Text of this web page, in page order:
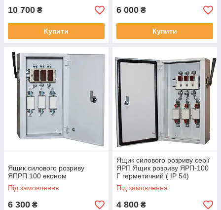
10 700 ₴
Купити
6 000 ₴
Купити
Ящик силового розриву
ЯПРП 100 економ
Під замовлення
6 300 ₴
Ящик силового розриву серії
ЯРП Ящик розриву ЯРП-100
Г герметичний ( IP 54)
економ
Під замовлення
4 800 ₴